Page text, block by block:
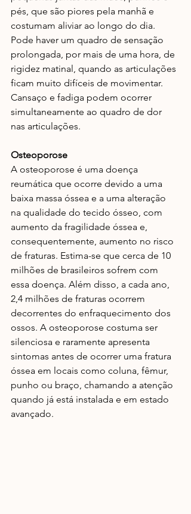
pés, que são piores pela manhã e
costumam aliviar ao longo do dia.
Pode haver um quadro de sensação
prolongada, por mais de uma hora, de
rigidez matinal, quando as articulações
ficam muito difíceis de movimentar.
Cansaço e fadiga podem ocorrer
simultaneamente ao quadro de dor
nas articulações.
Osteoporose
A osteoporose é uma doença
reumática que ocorre devido a uma
baixa massa óssea e a uma alteração
na qualidade do tecido ósseo, com
aumento da fragilidade óssea e,
consequentemente, aumento no risco
de fraturas. Estima-se que cerca de 10
milhões de brasileiros sofrem com
essa doença. Além disso, a cada ano,
2,4 milhões de fraturas ocorrem
decorrentes do enfraquecimento dos
ossos. A osteoporose costuma ser
silenciosa e raramente apresenta
sintomas antes de ocorrer uma fratura
óssea em locais como coluna, fêmur,
punho ou braço, chamando a atenção
quando já está instalada e em estado
avançado.